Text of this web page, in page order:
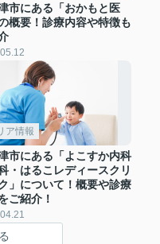
市にある「おかもと医
概要！診療内容や特徴も
ア情報
市にある「よこすか内科
・はるこレディースクリ
」について！概要や診療
ご紹介！